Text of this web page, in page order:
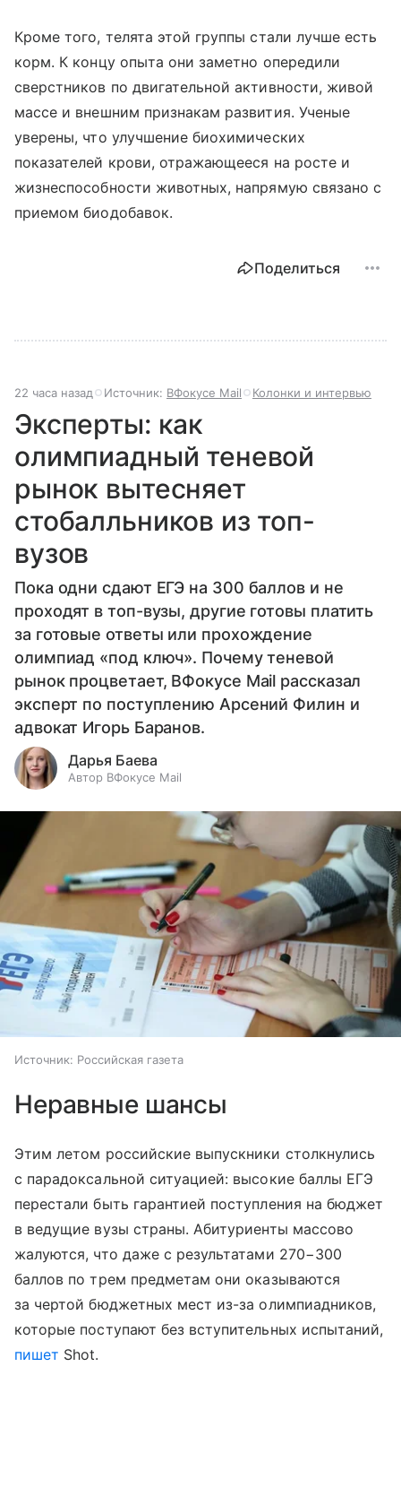
Кроме того, телята этой группы стали лучше есть
корм. К концу опыта они заметно опередили
сверстников по двигательной активности, живой
массе и внешним признакам развития. Ученые
уверены, что улучшение биохимических
показателей крови, отражающееся на росте и
жизнеспособности животных, напрямую связано с
приемом биодобавок.
Поделиться
22 часа назад Источник: ВФокусе Mail Колонки и интервью
Эксперты: как
олимпиадный теневой
рынок вытесняет
стобалльников из топ-
вузов
Пока одни сдают ЕГЭ на 300 баллов и не
проходят в топ-вузы, другие готовы платить
за готовые ответы или прохождение
олимпиад «под ключ». Почему теневой
рынок процветает, ВФокусе Mail рассказал
эксперт по поступлению Арсений Филин и
адвокат Игорь Баранов.
Дарья Баева
Автор ВФокусе Mail
Источник: Российская газета
Неравные шансы
Этим летом российские выпускники столкнулись
с парадоксальной ситуацией: высокие баллы ЕГЭ
перестали быть гарантией поступления на бюджет
в ведущие вузы страны. Абитуриенты массово
жалуются, что даже с результатами 270−300
баллов по трем предметам они оказываются
за чертой бюджетных мест из-за олимпиадников,
которые поступают без вступительных испытаний,
пишет Shot.